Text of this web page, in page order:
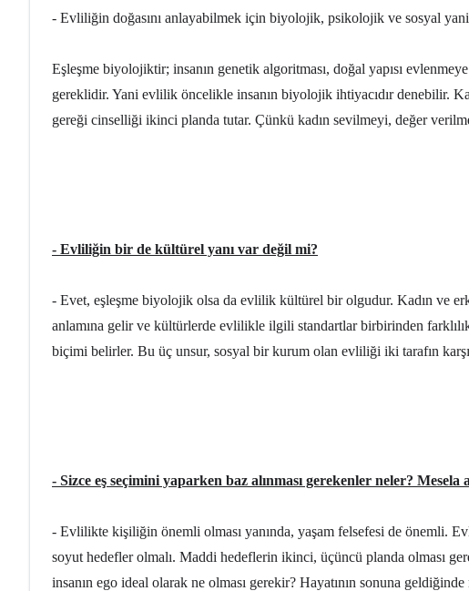
- Evliliğin doğasını anlayabilmek için biyolojik, psikolojik ve sosyal
Eşleşme biyolojiktir; insanın genetik algoritması, doğal yapısı
gereklidir. Yani evlilik öncelikle insanın biyolojik ihtiyacıdır denebilir.
gereği cinselliği ikinci planda tutar. Çünkü kadın sevilmeyi, değer
- Evliliğin bir de kültürel yanı var değil mi?
- Evet, eşleşme biyolojik olsa da evlilik kültürel bir olgudur. Kadın ve
anlamına gelir ve kültürlerde evlilikle ilgili standartlar birbirinden
biçimi belirler. Bu üç unsur, sosyal bir kurum olan evliliği iki tarafın
- Sizce eş seçimini yaparken baz alınması gerekenler neler?
- Evlilikte kişiliğin önemli olması yanında, yaşam felsefesi de önemli.
soyut hedefler olmalı. Maddi hedeflerin ikinci, üçüncü planda olması
insanın ego ideal olarak ne olması gerekir? Hayatının sonuna